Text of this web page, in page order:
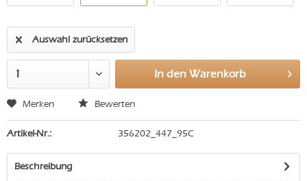
Auswahl zurücksetzen
In den Warenkorb
Merken Bewerten
Artikel-Nr.: 356202_447_95C
Beschreibung